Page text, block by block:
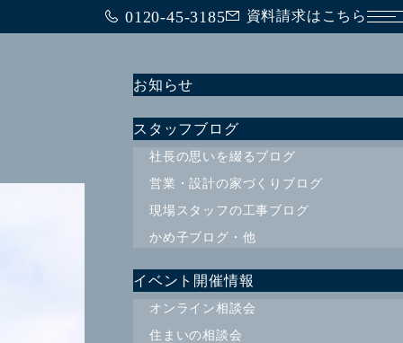
0120-45-3185 資料請求はこちら メ
お知らせ
スタッフブログ
社長の思いを綴るブログ
営業・設計の家づくりブログ
現場スタッフの工事ブログ
かめ子ブログ・他
イベント開催情報
オンライン相談会
住まいの相談会